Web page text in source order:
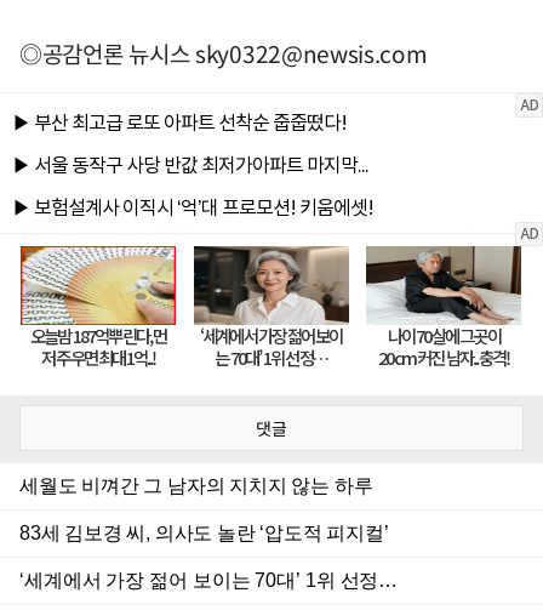
◎공감언론 뉴시스sky0322@newsis.com
댓글